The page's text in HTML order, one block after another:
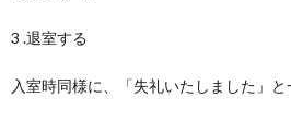
3 .退室する
入室時同様に、「失礼いたしました」